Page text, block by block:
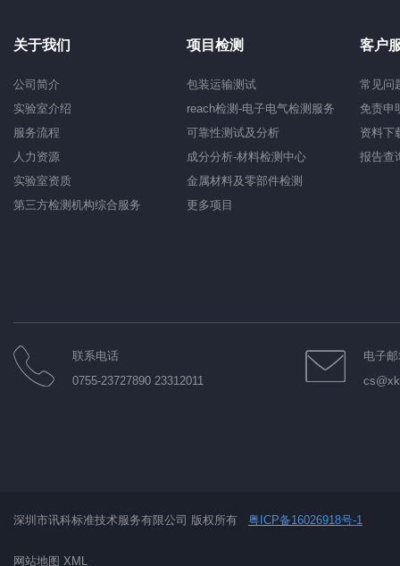
关于我们
公司简介
实验室介绍
服务流程
人力资源
实验室资质
第三方检测机构综合服务
项目检测
包装运输测试
reach检测-电子电气检测服务
可靠性测试及分析
成分分析-材料检测中心
金属材料及零部件检测
更多项目
客户
常见问
免责申
资料下
报告查
联系电话
0755-23727890 23312011
电子
深圳市讯科标准技术服务有限公司 版权所有 粤ICP备16026918号-1
网站地图 XML